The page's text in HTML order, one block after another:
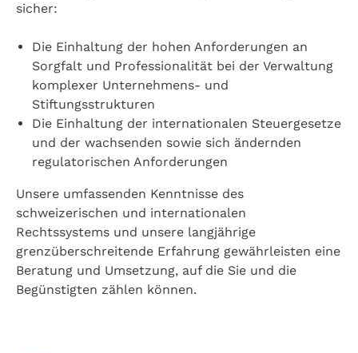
sicher:
Die Einhaltung der hohen Anforderungen an
Sorgfalt und Professionalität bei der Verwaltung
komplexer Unternehmens- und
Stiftungsstrukturen
Die Einhaltung der internationalen Steuergesetze
und der wachsenden sowie sich ändernden
regulatorischen Anforderungen
Unsere umfassenden Kenntnisse des
schweizerischen und internationalen
Rechtssystems und unsere langjährige
grenzüberschreitende Erfahrung gewährleisten eine
Beratung und Umsetzung, auf die Sie und die
Begünstigten zählen können.